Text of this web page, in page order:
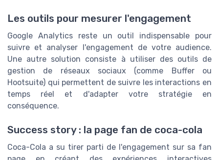
Les outils pour mesurer l'engagement
Google Analytics reste un outil indispensable pour
suivre et analyser l'engagement de votre audience.
Une autre solution consiste à utiliser des outils de
gestion de réseaux sociaux (comme Buffer ou
Hootsuite) qui permettent de suivre les interactions en
temps réel et d'adapter votre stratégie en
conséquence.
Success story : la page fan de coca-cola
Coca-Cola a su tirer parti de l'engagement sur sa fan